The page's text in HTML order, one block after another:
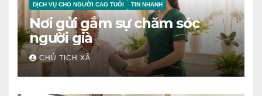
DỊCH VỤ CHO NGƯỜI CAO TUỔI TIN NHANH
Nơi gửi gắm sự chăm sóc
người già
CHỦ TỊCH XÃ